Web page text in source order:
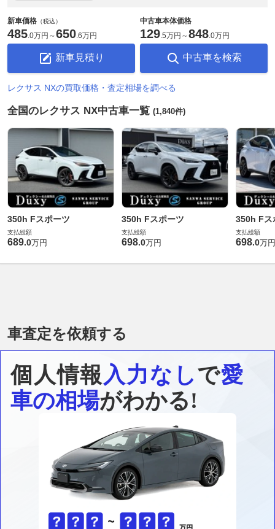
新車価格 （税込）
485.0万円 ～650.6万円
新車見積り
中古車本体価格
129.5万円 ～848.0万円
中古車を検索
レクサス NXの買取価格・査定相場を調べる
全国のレクサス NX中古車一覧 (1,840件)
350h Fスポーツ
支払総額
689.0万円
350h Fスポーツ
支払総額
698.0万円
350h Fス
支払総額
698.0万円
車査定を依頼する
個人情報入力なしで愛
車の相場がわかる!